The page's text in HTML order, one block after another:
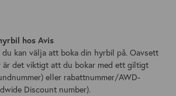
hos Avis
kan välja att boka din hyrbil på. Oavsett
det viktigt att du bokar med ett giltigt
eller rabattnummer/AWD-
Discount number).